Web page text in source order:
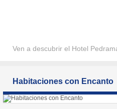
Ven a descubrir el Hotel
Habitaciones con Encanto